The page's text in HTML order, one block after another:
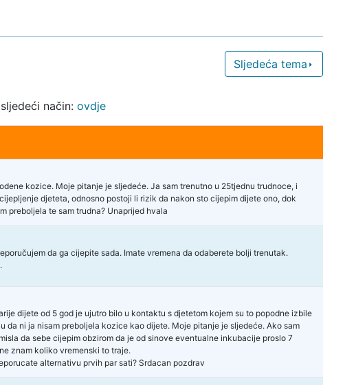
Sljedeća tema
način: ovdje
kozice. Moje pitanje je sljedeće. Ja sam trenutno u 25tjednu trudnoce, i
djeteta, odnosno postoji li rizik da nakon sto cijepim dijete ono, dok
preboljela te sam trudna? Unaprijed hvala
da ga cijepite sada. Imate vremena da odaberete bolji trenutak.
dijete od 5 god je ujutro bilo u kontaktu s djetetom kojem su to popodne izbile
ni ja nisam preboljela kozice kao dijete. Moje pitanje je sljedeće. Ako sam
da sebe cijepim obzirom da je od sinove eventualne inkubacije proslo 7
znam koliko vremenski to traje.
alternativu prvih par sati? Srdacan pozdrav